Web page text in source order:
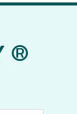
®